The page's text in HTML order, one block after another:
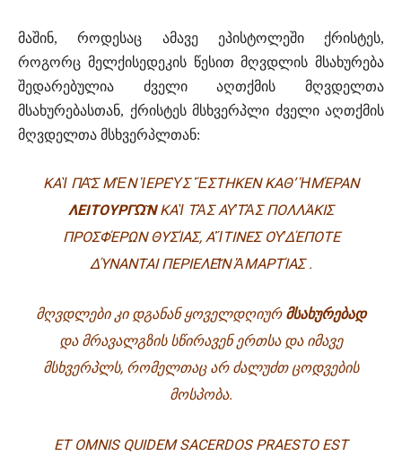
მაშინ, როდესაც ამავე ეპისტოლეში ქრისტეს,
როგორც მელქისედეკის წესით მღვდლის მსახურება
შედარებულია ძველი აღთქმის მღვდელთა
მსახურებასთან, ქრისტეს მსხვერპლი ძველი აღთქმის
მღვდელთა მსხვერპლთან:
ΚΑῚ ΠΑ͂Σ ΜῈΝἹΕΡΕῪΣἝΣΤΗΚΕΝ ΚΑΘ’ἩΜΈΡΑΝ
ΛΕΙΤΟΥΡΓΩ͂ΝΚΑῚ ΤᾺΣ ΑΥ̓ΤᾺΣ ΠΟΛΛΆΚΙΣ
ΠΡΟΣΦΈΡΩΝ ΘΥΣΊΑΣ, ΑἽΤΙΝΕΣ ΟΥ̓ΔΈΠΟΤΕ
ΔΎΝΑΝΤΑΙ ΠΕΡΙΕΛΕΙ͂ΝἉΜΑΡΤΊΑΣ.
ᲛᲦᲕᲓᲚᲔᲑᲘ ᲙᲘ ᲓᲒᲐᲜᲐᲜ ᲧᲝᲕᲔᲚᲓᲦᲘᲣᲠ ᲛᲡᲐᲮᲣᲠᲔᲑᲐᲓ
ᲓᲐ ᲛᲠᲐᲕᲐᲚᲒᲖᲘᲡ ᲡᲬᲘᲠᲐᲕᲔᲜ ᲔᲠᲗᲡᲐ ᲓᲐ ᲘᲛᲐᲕᲔ
ᲛᲡᲮᲕᲔᲠᲞᲚᲡ, ᲠᲝᲛᲔᲚᲗᲐᲪ ᲐᲠ ᲫᲐᲚᲣᲫᲗ ᲪᲝᲓᲕᲔᲑᲘᲡ
ᲛᲝᲡᲞᲝᲑᲐ.
ET OMNIS QUIDEM SACERDOS PRAESTO EST